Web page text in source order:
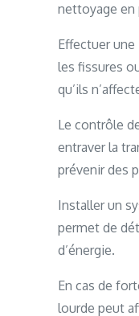
nettoyage en
Effectuer
les fissures
qu’ils
Le contrôle
entraver la
prévenir des
Installer un
permet de
d’énergie.
En cas de
lourde peut